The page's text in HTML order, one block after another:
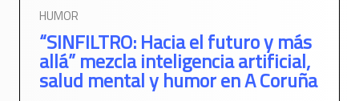
HUMOR
“SINFILTRO: Hacia el futuro y más
allá” mezcla inteligencia artificial,
salud mental y humor en A Coruña